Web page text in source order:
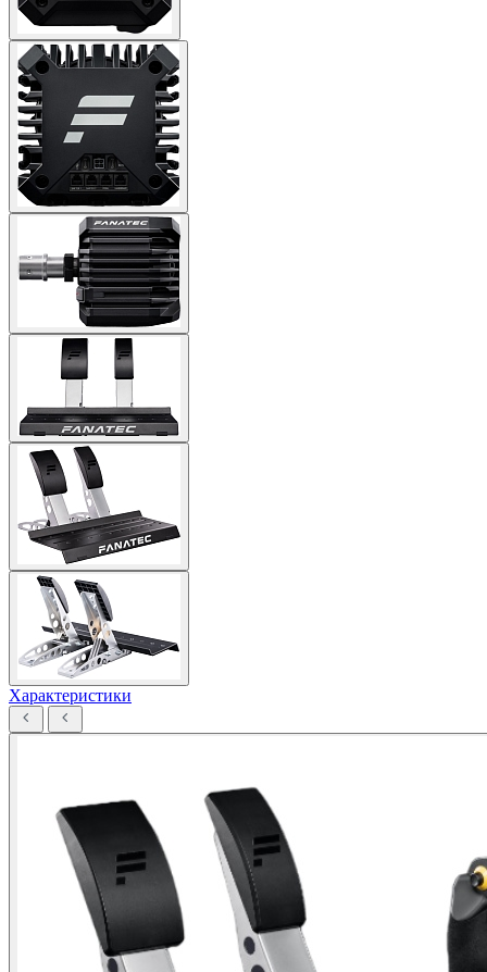
Характеристики